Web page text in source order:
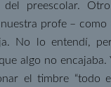
preescolar.
profe –
No lo entendí,
algo no encajaba.
el timbre “todo